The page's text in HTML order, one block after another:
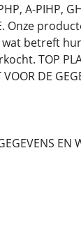
PIHP,
Onze
betreft
TOP
DE
EN